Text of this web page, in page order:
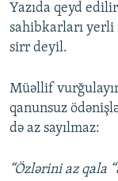
Yazıda qeyd
sahibkarları yerli
sirr deyil.
Müəllif
qanunsuz
də az sayılmaz:
“Özlərini az qala